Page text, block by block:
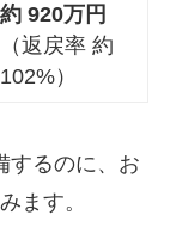
約 920万円
（返戻率 約
102%）
するのに、お
ます。